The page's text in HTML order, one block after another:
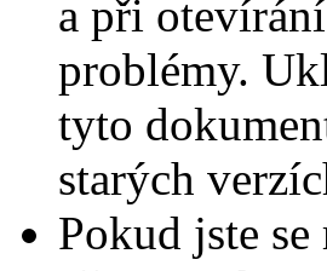
a při
problémy.
tyto
starých
Pokud jste